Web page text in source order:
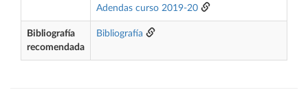
Adendas curso 2019-20
Bibliografía
recomendada
Bibliografía